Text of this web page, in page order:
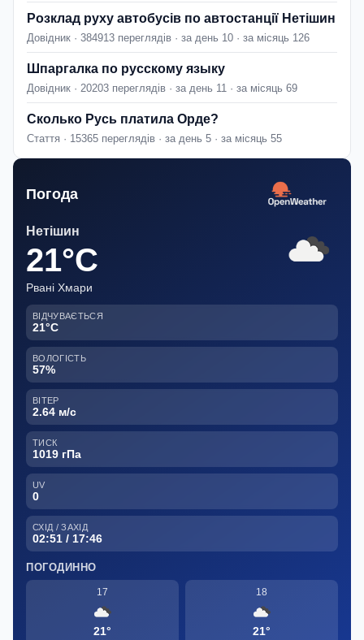
Розклад руху автобусів по автостанції Нетішин
Довідник · 384913 переглядів · за день 10 · за місяць 126
Шпаргалка по русскому языку
Довідник · 20203 переглядів · за день 11 · за місяць 69
Сколько Русь платила Орде?
Стаття · 15365 переглядів · за день 5 · за місяць 55
Погода
Нетішин
21°C
Рвані Хмари
ВІДЧУВАЄТЬСЯ
21°C
ВОЛОГІСТЬ
57%
ВІТЕР
2.64 м/с
ТИСК
1019 гПа
UV
0
СХІД / ЗАХІД
02:51 / 17:46
ПОГОДИННО
17
21°
18
21°